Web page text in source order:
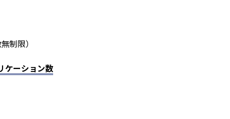
制限）
ーション数